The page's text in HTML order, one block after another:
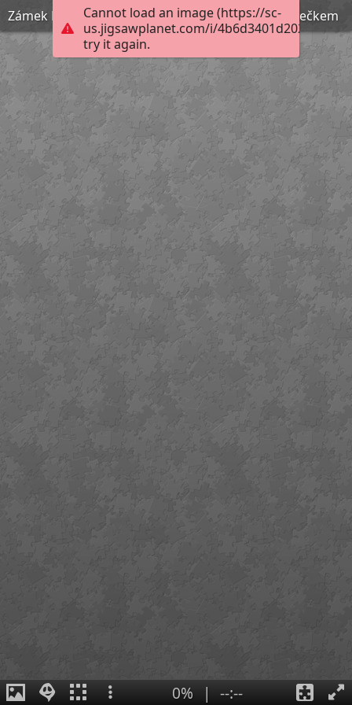
Cannot load an image (https://sc-
us.jigsawplanet.com/i/
try it again.
Zámek Pardubice s rozsvíceným vánočním stromečkem
0% | --:--